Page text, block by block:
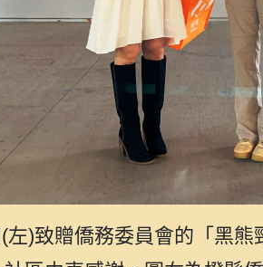
左)致贈僑務委員會的「黑